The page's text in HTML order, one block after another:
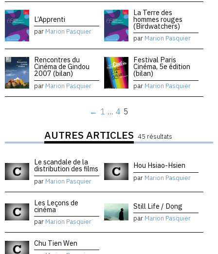
L’Apprenti
par Marion Pasquier
La Terre des
hommes rouges
(Birdwatchers)
par Marion Pasquier
Rencontres du
Cinéma de Gindou
2007 (bilan)
par Marion Pasquier
Festival Paris
Cinéma, 5e édition
(bilan)
par Marion Pasquier
← 1 … 4 5
AUTRES ARTICLES 45 résultats
Le scandale de la
distribution des films
par Marion Pasquier
Hou Hsiao-Hsien
par Marion Pasquier
Les Leçons de
cinéma
par Marion Pasquier
Still Life / Dong
par Marion Pasquier
Chu Tien Wen